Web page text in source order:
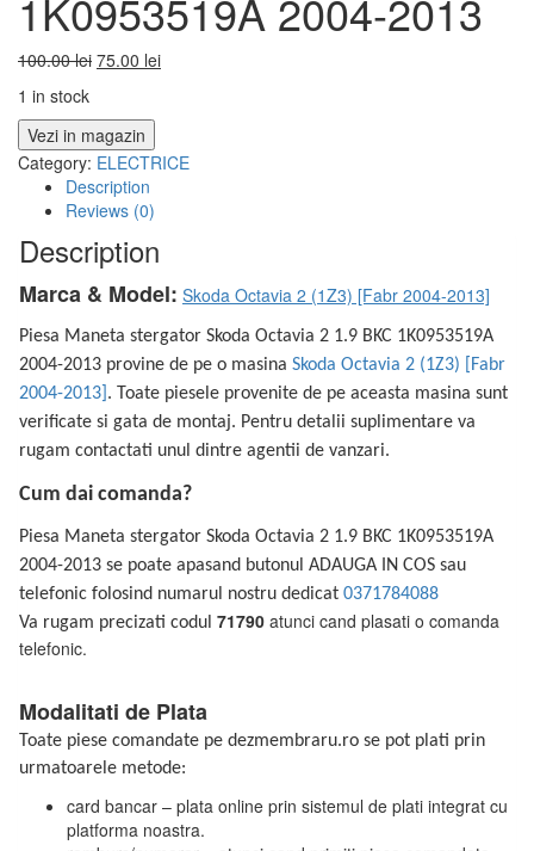
1K0953519A 2004-2013
100.00lei 75.00 lei
1 in stock
Vezi in magazin
Category: ELECTRICE
Description
Reviews (0)
Description
Marca & Model: Skoda Octavia 2 (1Z3) [Fabr 2004-2013]
Piesa Maneta stergator Skoda Octavia 2 1.9 BKC 1K0953519A
2004-2013 provine de pe o masina Skoda Octavia 2 (1Z3) [Fabr
2004-2013] . Toate piesele provenite de pe aceasta masina sunt
verificate si gata de montaj. Pentru detalii suplimentare va
rugam contactati unul dintre agentii de vanzari.
Cum dai comanda?
Piesa Maneta stergator Skoda Octavia 2 1.9 BKC 1K0953519A
2004-2013 se poate apasand butonul ADAUGA IN COS sau
telefonic folosind numarul nostru dedicat 0371784088
Va rugam precizati codul 71790 atunci cand plasati o comanda
telefonic.
Modalitati de Plata
Toate piese comandate pe dezmembraru.ro se pot plati prin
urmatoarele metode:
card bancar – plata online prin sistemul de plati integrat cu
platforma noastra.